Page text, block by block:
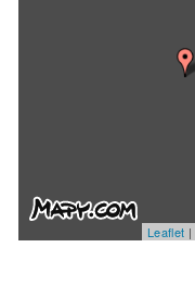
Leaflet |